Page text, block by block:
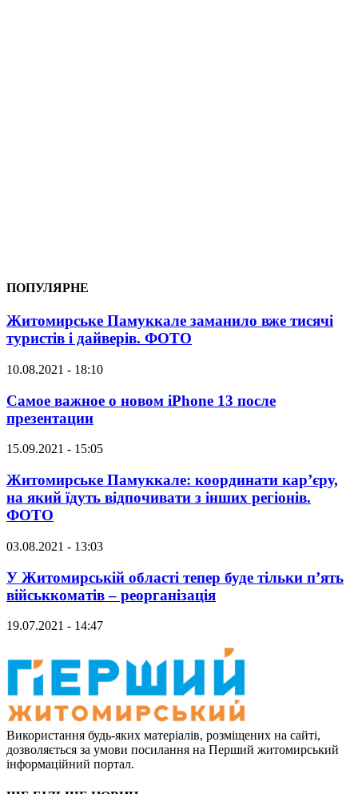
ПОПУЛЯРНЕ
Житомирське Памуккале заманило вже тисячі
туристів і дайверів. ФОТО
10.08.2021 - 18:10
Самое важное о новом iPhone 13 после
презентации
15.09.2021 - 15:05
Житомирське Памуккале: координати кар’єру,
на який їдуть відпочивати з інших регіонів.
ФОТО
03.08.2021 - 13:03
У Житомирській області тепер буде тільки п’ять
військкоматів – реорганізація
19.07.2021 - 14:47
Використання будь-яких матеріалів, розміщених на сайті,
дозволяється за умови посилання на Перший житомирський
інформаційний портал.